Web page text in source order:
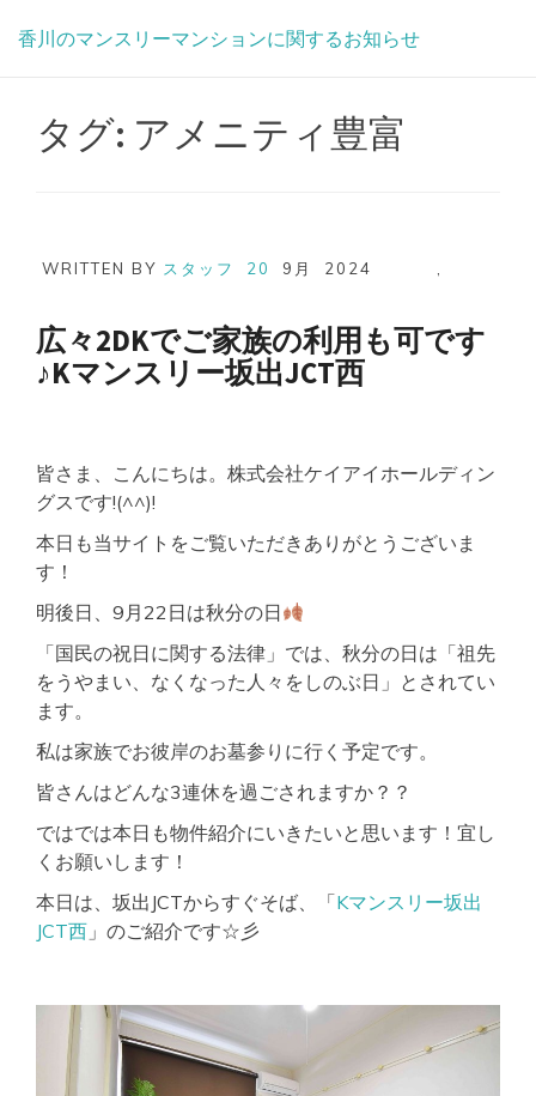
香川のマンスリーマンションに関するお知らせ
タグ: アメニティ豊富
WRITTEN BY スタッフ 20 9月 ,
2024
広々2DKでご家族の利用も可です
♪Kマンスリー坂出JCT西
皆さま、こんにちは。株式会社ケイアイホールディン
グスです!(^^)!
本日も当サイトをご覧いただきありがとうございま
す！
明後日、9月22日は秋分の日
「国民の祝日に関する法律」では、秋分の日は「祖先
をうやまい、なくなった人々をしのぶ日」とされてい
ます。
私は家族でお彼岸のお墓参りに行く予定です。
皆さんはどんな3連休を過ごされますか？？
ではでは本日も物件紹介にいきたいと思います！宜し
くお願いします！
本日は、坂出JCTからすぐそば、「Kマンスリー坂出
JCT西 」のご紹介です☆彡